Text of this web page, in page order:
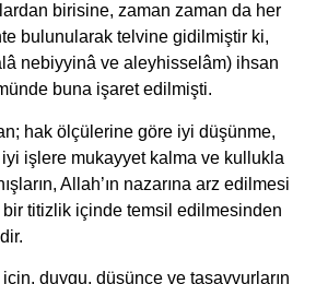
birisine, zaman zaman da her
bulunularak telvine gidilmiştir ki,
nebiyyinâ ve aleyhisselâm) ihsan
buna işaret edilmişti.
hak ölçülerine göre iyi düşünme,
işlere mukayyet kalma ve kullukla
Allah’ın nazarına arz edilmesi
titizlik içinde temsil edilmesinden
duygu, düşünce ve tasavvurların